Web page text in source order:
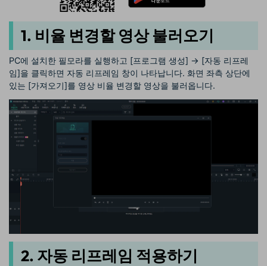
1. 비율 변경할 영상 불러오기
PC에 설치한 필모라를 실행하고 [프로그램 생성] → [자동 리프레
임]을 클릭하면 자동 리프레임 창이 나타납니다. 화면 좌측 상단에
있는 [가져오기]를 영상 비율 변경할 영상을 불러옵니다.
2. 자동 리프레임 적용하기